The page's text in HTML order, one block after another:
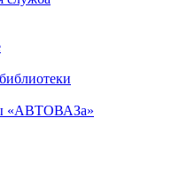
«АВТОВАЗа»